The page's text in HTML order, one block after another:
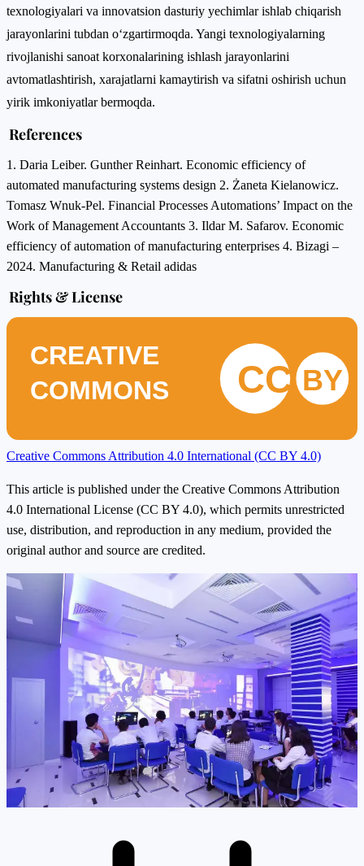
texnologiyalari va innovatsion dasturiy yechimlar ishlab chiqarish
jarayonlarini tubdan o‘zgartirmoqda. Yangi texnologiyalarning
rivojlanishi sanoat korxonalarining ishlash jarayonlarini
avtomatlashtirish, xarajatlarni kamaytirish va sifatni oshirish uchun
yirik imkoniyatlar bermoqda.
References
1. Daria Leiber. Gunther Reinhart. Economic efficiency of
automated manufacturing systems design 2. Żaneta Kielanowicz.
Tomasz Wnuk-Pel. Financial Processes Automations’ Impact on the
Work of Management Accountants 3. Ildar M. Safarov. Economic
efficiency of automation of manufacturing enterprises 4. Bizagi –
2024. Manufacturing & Retail adidas
Rights & License
CREATIVE
COMMONS
CC BY
Creative Commons Attribution 4.0 International (CC BY 4.0)
This article is published under the Creative Commons Attribution
4.0 International License (CC BY 4.0), which permits unrestricted
use, distribution, and reproduction in any medium, provided the
original author and source are credited.